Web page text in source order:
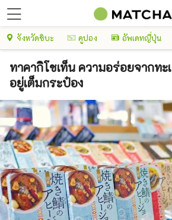
จังหวัดชิบะ คูปอง อัพเดทญี่ปุ่น
ทาคากิโชเท็น ความอร่อยจากท
อยู่เต็มกระป๋อง